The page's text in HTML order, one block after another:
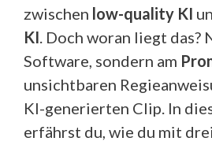
zwischen low-quality KI
KI. Doch woran liegt das?
Software, sondern am
unsichtbaren
KI-generierten Clip. In
erfährst du, wie du mit